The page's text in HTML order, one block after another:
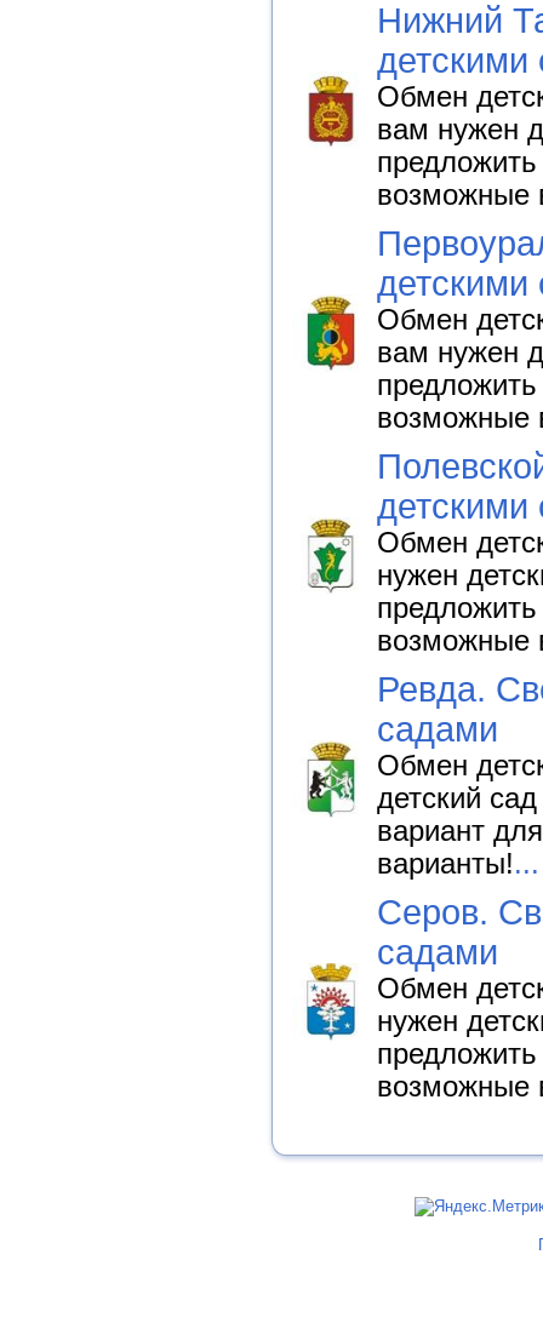
Нижний
детскими
Обмен
вам нужен
возможные
детскими
Обмен
вам нужен
возможные
детскими
Обмен
нужен
возможные
Ревда.
садами
Обмен
детский
вариант
варианты!...
Серов.
садами
Обмен
нужен
возможные